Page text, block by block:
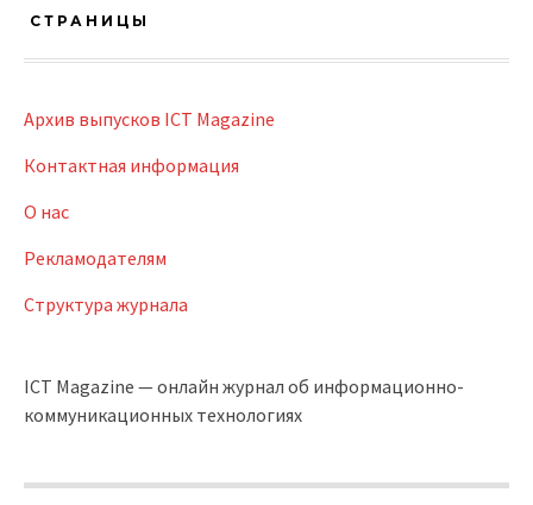
СТРАНИЦЫ
Архив выпусков ICT Magazine
Контактная информация
О нас
Рекламодателям
Структура журнала
ICT Magazine — онлайн журнал об информационно-
коммуникационных технологиях